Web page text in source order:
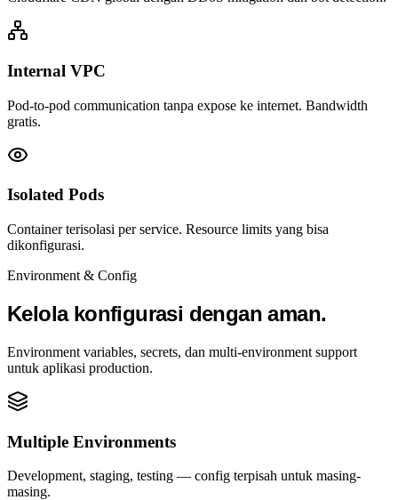
Internal VPC
Pod-to-pod communication tanpa expose ke internet. Bandwidth
gratis.
Isolated Pods
Container terisolasi per service. Resource limits yang bisa
dikonfigurasi.
Environment & Config
Kelola konfigurasi dengan aman.
Environment variables, secrets, dan multi-environment support
untuk aplikasi production.
Multiple Environments
Development, staging, testing — config terpisah untuk masing-
masing.